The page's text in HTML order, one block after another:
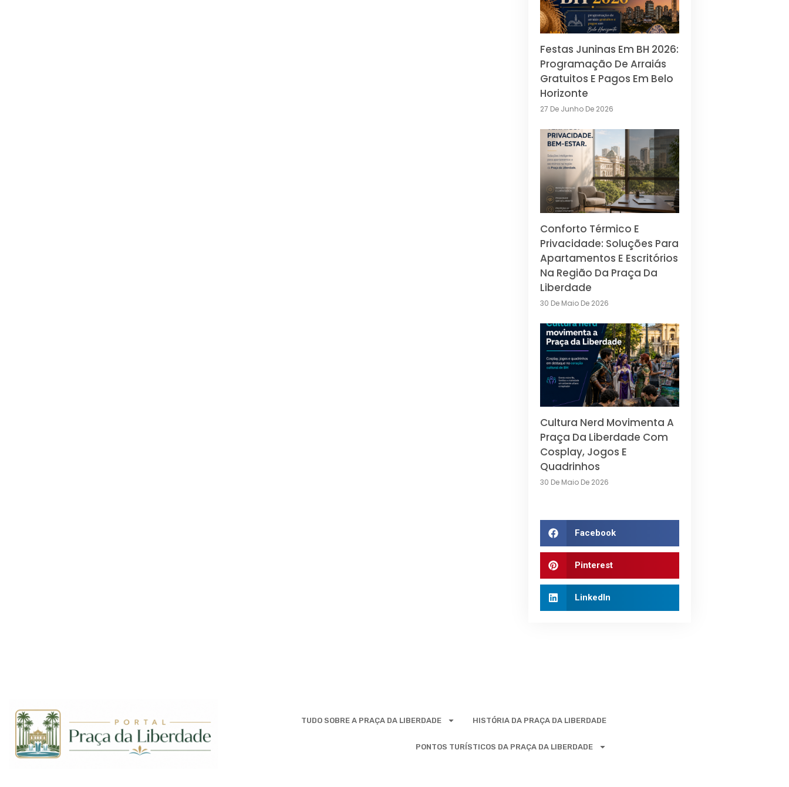
Festas Juninas Em BH 2026:
Programação De Arraiás
Gratuitos E Pagos Em Belo
Horizonte
27 De Junho De 2026
Conforto Térmico E
Privacidade: Soluções Para
Apartamentos E Escritórios
Na Região Da Praça Da
Liberdade
30 De Maio De 2026
Cultura Nerd Movimenta A
Praça Da Liberdade Com
Cosplay, Jogos E
Quadrinhos
30 De Maio De 2026
Facebook
Pinterest
LinkedIn
TUDO SOBRE A PRAÇA DA LIBERDADE HISTÓRIA DA PRAÇA DA LIBERDADE
PONTOS TURÍSTICOS DA PRAÇA DA LIBERDADE